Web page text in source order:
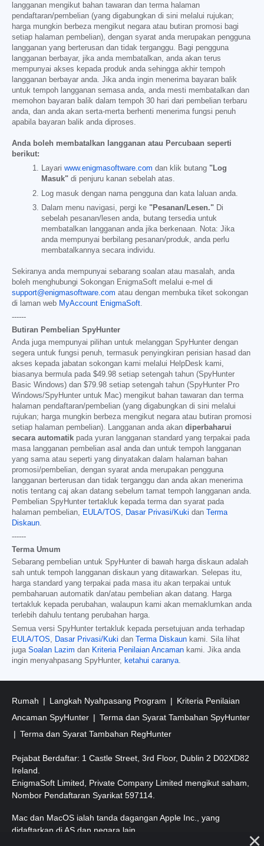
langganan mengikut bahan tawaran dan terma halaman
pendaftaran/pembelian (yang digabungkan di sini melalui rujukan;
harga mungkin berbeza mengikut negara atau butiran promosi bagi
setiap halaman pembelian), dengan syarat anda merupakan pengguna
langganan yang berterusan dan tidak terganggu. Bagi pengguna
langganan berbayar, jika anda membatalkan, anda akan terus
mempunyai akses kepada produk anda sehingga akhir tempoh
langganan berbayar anda. Jika anda ingin menerima bayaran balik
untuk tempoh langganan semasa anda, anda mesti membatalkan dan
memohon bayaran balik dalam tempoh 30 hari dari pembelian terbaru
anda, dan anda akan serta-merta berhenti menerima fungsi penuh
apabila bayaran balik anda diproses.
Anda boleh membatalkan langganan atau Percubaan seperti
berikut:
Layari www.enigmasoftware.com dan klik butang "Log
Masuk" di penjuru kanan sebelah atas.
Log masuk dengan nama pengguna dan kata laluan anda.
Dalam menu navigasi, pergi ke "Pesanan/Lesen." Di
sebelah pesanan/lesen anda, butang tersedia untuk
membatalkan langganan anda jika berkenaan. Nota: Jika
anda mempunyai berbilang pesanan/produk, anda perlu
membatalkannya secara individu.
Sekiranya anda mempunyai sebarang soalan atau masalah, anda
boleh menghubungi Sokongan EnigmaSoft melalui e-mel di
support@enigmasoftware.com atau dengan membuka tiket sokongan
di laman web MyAccount EnigmaSoft.
------
Butiran Pembelian SpyHunter
Anda juga mempunyai pilihan untuk melanggan SpyHunter dengan
segera untuk fungsi penuh, termasuk penyingkiran perisian hasad dan
akses kepada jabatan sokongan kami melalui HelpDesk kami,
biasanya bermula pada $49.98 setiap setengah tahun (SpyHunter
Basic Windows) dan $79.98 setiap setengah tahun (SpyHunter Pro
Windows/SpyHunter untuk Mac) mengikut bahan tawaran dan terma
halaman pendaftaran/pembelian (yang digabungkan di sini melalui
rujukan; harga mungkin berbeza mengikut negara atau butiran promosi
setiap halaman pembelian). Langganan anda akan diperbaharui
secara automatik pada yuran langganan standard yang terpakai pada
masa langganan pembelian asal anda dan untuk tempoh langganan
yang sama atau seperti yang dinyatakan dalam halaman bahan
promosi/pembelian, dengan syarat anda merupakan pengguna
langganan berterusan dan tidak terganggu dan anda akan menerima
notis tentang caj akan datang sebelum tamat tempoh langganan anda.
Pembelian SpyHunter tertakluk kepada terma dan syarat pada
halaman pembelian, EULA/TOS, Dasar Privasi/Kuki dan
Terma
Diskaun.
------
Terma Umum
Sebarang pembelian untuk SpyHunter di bawah harga diskaun adalah
sah untuk tempoh langganan diskaun yang ditawarkan. Selepas itu,
harga standard yang terpakai pada masa itu akan terpakai untuk
pembaharuan automatik dan/atau pembelian akan datang. Harga
tertakluk kepada perubahan, walaupun kami akan memaklumkan anda
terlebih dahulu tentang perubahan harga.
Semua versi SpyHunter tertakluk kepada persetujuan anda terhadap
EULA/TOS, Dasar Privasi/Kuki dan Terma Diskaun kami. Sila lihat
juga Soalan Lazim dan Kriteria Penilaian Ancaman kami. Jika anda
ingin menyahpasang SpyHunter, ketahui caranya.
Rumah Langkah Nyahpasang Program
Kriteria Penilaian
Ancaman SpyHunter
Terma dan Syarat Tambahan SpyHunter
Terma dan Syarat Tambahan RegHunter
Pejabat Berdaftar: 1 Castle Street, 3rd Floor, Dublin 2 D02XD82
Ireland.
EnigmaSoft Limited, Private Company Limited mengikut saham,
Nombor Pendaftaran Syarikat 597114.
Mac dan MacOS ialah tanda dagangan Apple Inc., yang
didaftarkan di AS dan negara lain.